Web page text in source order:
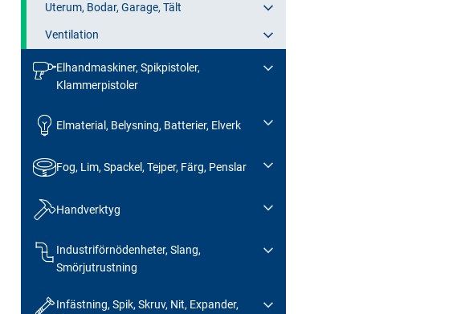
Uterum, Bodar, Garage, Tält
Ventilation
Elhandmaskiner, Spikpistoler,
Klammerpistoler
Elmaterial, Belysning, Batterier, Elverk
Fog, Lim, Spackel, Tejper, Färg, Penslar
Handverktyg
Industriförnödenheter, Slang,
Smörjutrustning
Infästning, Spik, Skruv, Nit, Expander,